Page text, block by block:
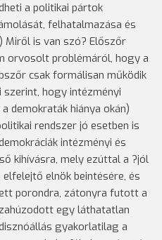
a politikai pártok
felhatalmazása és
Miről is van szó? Előszőr
orvosolt problémáról, hogy a
csak formálisan működik
szerint, hogy intézményi
demokraták hiánya okán)
rendszer jó esetben is
intézményi és
kihívásra, mely ezúttal a ?jól
elnök beintésére, és
porondra, zátonyra futott a
egy láthatatlan
gyakorlatilag a